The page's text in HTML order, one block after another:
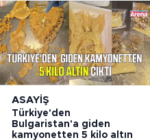
ASAYIŞ
Türkiye'den
Bulgaristan'a giden
kamyonetten 5 kilo altın